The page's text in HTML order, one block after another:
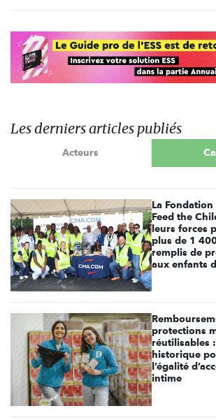
Les derniers articles publiés
Acteurs
La
Feed the
leurs forces
plus de 1
remplis de
aux enfants
protections
réutilisables
historique
l’égalité
intime